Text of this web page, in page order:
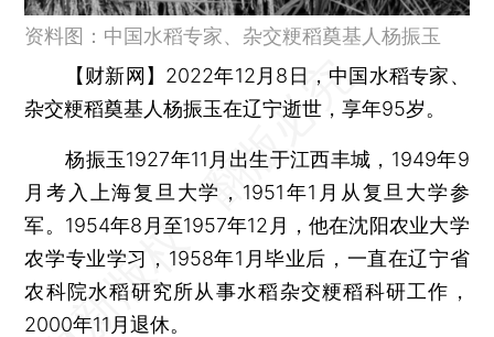
资料图：中国水稻专家、杂交粳稻奠基人杨振玉
【财新网】 2022年12月8日，中国水稻专家、
杂交粳稻奠基人杨振玉在辽宁逝世，享年95岁。
杨振玉1927年11月出生于江西丰城，1949年9
月考入上海复旦大学，1951年1月从复旦大学参
军。1954年8月至1957年12月，他在沈阳农业大学
农学专业学习，1958年1月毕业后，一直在辽宁省
农科院水稻研究所从事水稻杂交粳稻科研工作，
2000年11月退休。